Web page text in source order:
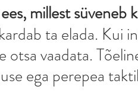
millest süveneb
ta elada. Kui
otsa vaadata.
ega perepea